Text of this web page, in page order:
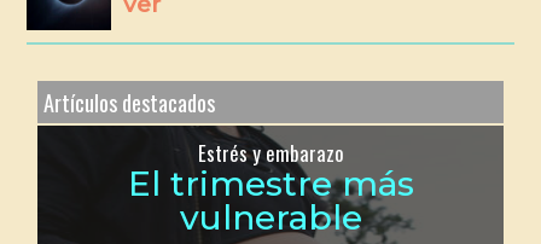
Artículos destacados
Estrés y embarazo
El trimestre más
vulnerable